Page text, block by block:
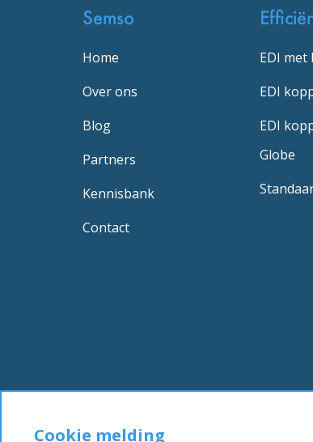
Semso
Home
Over ons
Blog
Partners
Kennisbank
Contact
EDI met
EDI
EDI
Globe
Cookie melding